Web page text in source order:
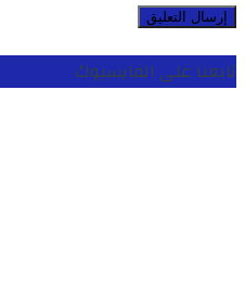
تابعنا على الفايسبوك